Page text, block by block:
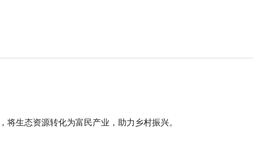
生态资源转化为富民产业，助力乡村振兴。